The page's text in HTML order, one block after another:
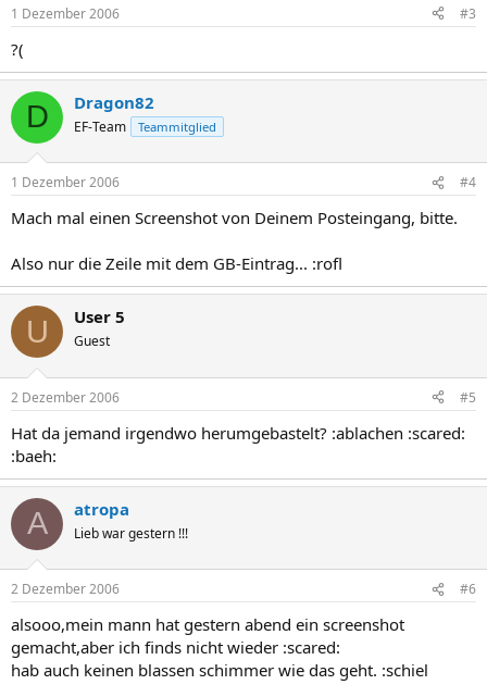
1 Dezember 2006 #3
?(
D Dragon82
EF-Team Teammitglied
1 Dezember 2006 #4
Mach mal einen Screenshot von Deinem Posteingang, bitte.
Also nur die Zeile mit dem GB-Eintrag... :rofl
U User 5
Guest
2 Dezember 2006 #5
Hat da jemand irgendwo herumgebastelt? :ablachen :scared:
:baeh:
A atropa
Lieb war gestern !!!
2 Dezember 2006 #6
alsooo,mein mann hat gestern abend ein screenshot
gemacht,aber ich finds nicht wieder :scared:
hab auch keinen blassen schimmer wie das geht. :schiel